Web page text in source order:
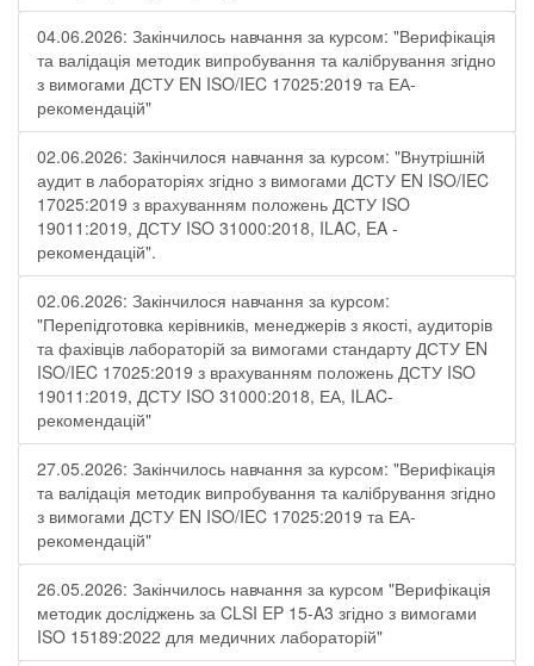
04.06.2026: Закінчилось навчання за курсом: "Верифікація
та валідація методик випробування та калібрування згідно
з вимогами ДСТУ EN ISO/IEC 17025:2019 та ЕА-
рекомендацій"
02.06.2026: Закінчилося навчання за курсом: "Внутрішній
аудит в лабораторіях згідно з вимогами ДСТУ EN ISO/IEC
17025:2019 з врахуванням положень ДСТУ ISO
19011:2019, ДСТУ ISO 31000:2018, ILAC, EA -
рекомендацій".
02.06.2026: Закінчилося навчання за курсом:
"Перепідготовка керівників, менеджерів з якості, аудиторів
та фахівців лабораторій за вимогами стандарту ДСТУ EN
ISO/IEC 17025:2019 з врахуванням положень ДСТУ ISO
19011:2019, ДСТУ ISO 31000:2018, ЕА, ILAC-
рекомендацій"
27.05.2026: Закінчилось навчання за курсом: "Верифікація
та валідація методик випробування та калібрування згідно
з вимогами ДСТУ EN ISO/IEC 17025:2019 та ЕА-
рекомендацій"
26.05.2026: Закінчилось навчання за курсом "Верифікація
методик досліджень за CLSI EP 15-A3 згідно з вимогами
ISO 15189:2022 для медичних лабораторій"